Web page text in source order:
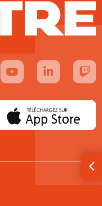
sur TikTok
Suivez-nous sur YouTube
Suivez-nous